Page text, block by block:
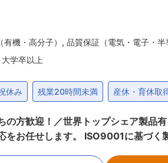
力や成長が評価・処遇に反映され
機・高分子） , 品質保証（電気・電子・
学卒以上
休み 残業20時間未満 産休・育休取
／世界トップシェア製品有り／年休125日・
をお任せします。 ISO9001に基づ